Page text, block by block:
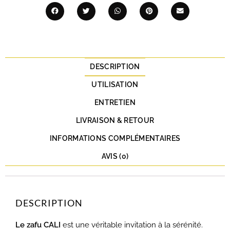
DESCRIPTION
UTILISATION
ENTRETIEN
LIVRAISON & RETOUR
INFORMATIONS COMPLÉMENTAIRES
AVIS (0)
DESCRIPTION
Le zafu CALI est une véritable invitation à la sérénité.